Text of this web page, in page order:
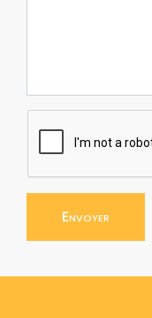
Envoyer